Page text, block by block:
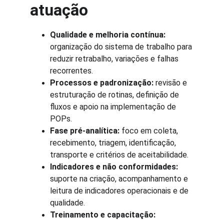
Qualidade e melhoria contínua:
organização do sistema de trabalho para
reduzir retrabalho, variações e falhas
recorrentes.
Processos e padronização: revisão e
estruturação de rotinas, definição de
fluxos e apoio na implementação de
POPs.
Fase pré-analítica: foco em coleta,
recebimento, triagem, identificação,
transporte e critérios de aceitabilidade.
Indicadores e não conformidades:
suporte na criação, acompanhamento e
leitura de indicadores operacionais e de
qualidade.
Treinamento e capacitação:
atuação